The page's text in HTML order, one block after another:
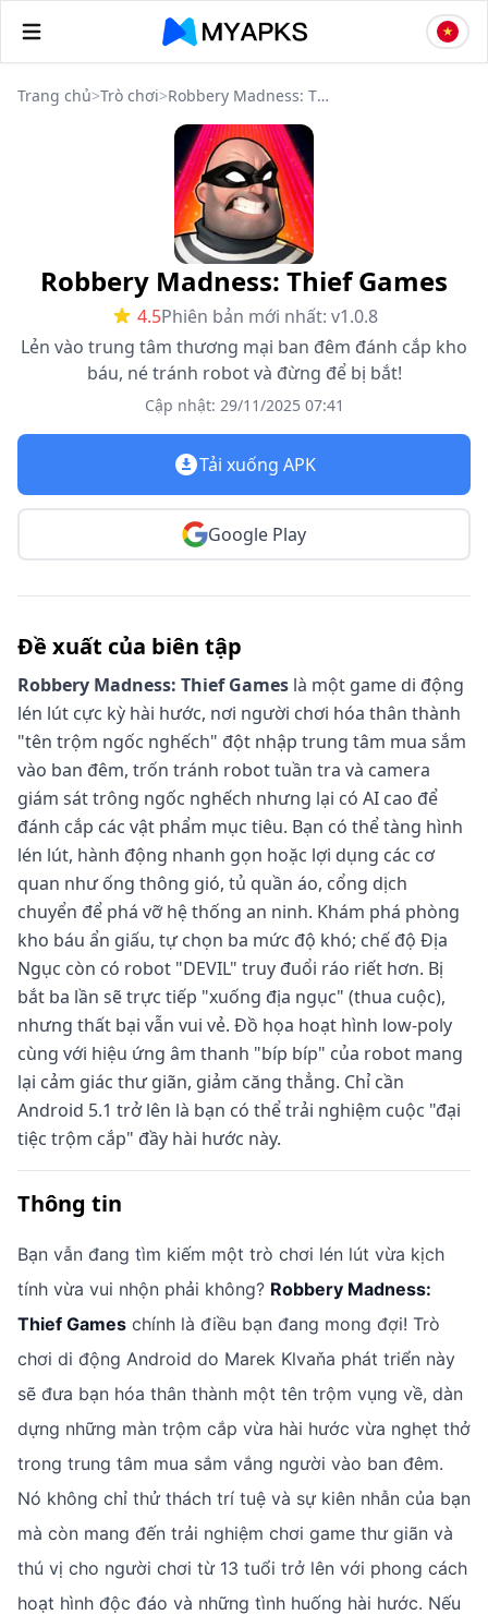
Trang chủ>Trò chơi> Robbery Madness: Thief Games
Robbery Madness: Thief Games
4.5Phiên bản mới nhất: v1.0.8
Lẻn vào trung tâm thương mại ban đêm đánh cắp kho
báu, né tránh robot và đừng để bị bắt!
Cập nhật: 29/11/2025 07:41
Tải xuống APK
Google Play
Đề xuất của biên tập
Robbery Madness: Thief Games là một game di động
lén lút cực kỳ hài hước, nơi người chơi hóa thân thành
"tên trộm ngốc nghếch" đột nhập trung tâm mua sắm
vào ban đêm, trốn tránh robot tuần tra và camera
giám sát trông ngốc nghếch nhưng lại có AI cao để
đánh cắp các vật phẩm mục tiêu. Bạn có thể tàng hình
lén lút, hành động nhanh gọn hoặc lợi dụng các cơ
quan như ống thông gió, tủ quần áo, cổng dịch
chuyển để phá vỡ hệ thống an ninh. Khám phá phòng
kho báu ẩn giấu, tự chọn ba mức độ khó; chế độ Địa
Ngục còn có robot "DEVIL" truy đuổi ráo riết hơn. Bị
bắt ba lần sẽ trực tiếp "xuống địa ngục" (thua cuộc),
nhưng thất bại vẫn vui vẻ. Đồ họa hoạt hình low-poly
cùng với hiệu ứng âm thanh "bíp bíp" của robot mang
lại cảm giác thư giãn, giảm căng thẳng. Chỉ cần
Android 5.1 trở lên là bạn có thể trải nghiệm cuộc "đại
tiệc trộm cắp" đầy hài hước này.
Thông tin
Bạn vẫn đang tìm kiếm một trò chơi lén lút vừa kịch
tính vừa vui nhộn phải không? Robbery Madness:
Thief Games chính là điều bạn đang mong đợi! Trò
chơi di động Android do Marek Klvaňa phát triển này
sẽ đưa bạn hóa thân thành một tên trộm vụng về, dàn
dựng những màn trộm cắp vừa hài hước vừa nghẹt thở
trong trung tâm mua sắm vắng người vào ban đêm.
Nó không chỉ thử thách trí tuệ và sự kiên nhẫn của bạn
mà còn mang đến trải nghiệm chơi game thư giãn và
thú vị cho người chơi từ 13 tuổi trở lên với phong cách
hoạt hình độc đáo và những tình huống hài hước. Nếu